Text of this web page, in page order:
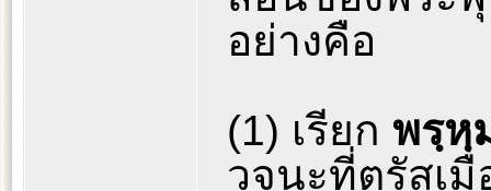
อย่างคือ
(1) เรียก พรฺหฺ
วจนะที่ตรัสเ